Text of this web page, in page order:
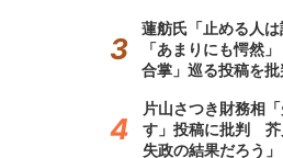
蓮舫氏「止める人は
「あまりにも愕然
合掌」巡る投稿を批
片山さつき財務相
す」投稿に批判 芥
失政の結果だろう」